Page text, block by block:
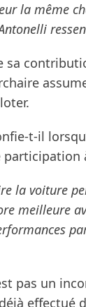
la même
sa
t-il
la voiture
meilleure
pas un
effectué